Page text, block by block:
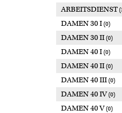
ARBEITSDIENST
DAMEN 30 I (0)
DAMEN 30 II (0)
DAMEN 40 I (0)
DAMEN 40 II (0)
DAMEN 40 III (0)
DAMEN 40 IV(0)
DAMEN 40 V(0)